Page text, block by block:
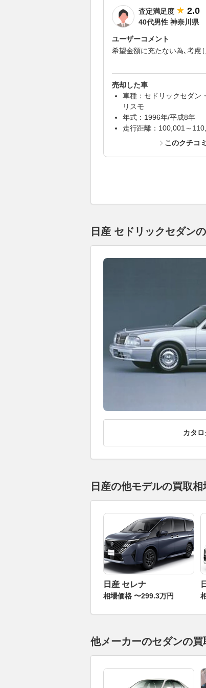
査定満足度
2.0
40代男性 神奈川県
ユーザーコメント
希望金額に充たない為､考慮
売却した車
車種：セドリックセダン
リスモ
年式：1996年/平成8年
走行距離：100,001～
このクチコ
日産 セドリックセダン
カタ
日産の他モデルの買取相
日産 セレナ
相場価格 〜299.3万円
他メーカーのセダンの買